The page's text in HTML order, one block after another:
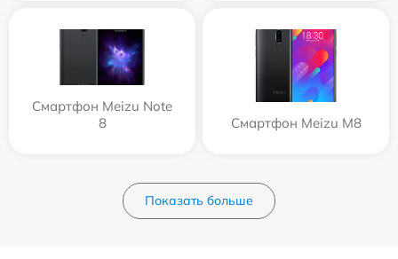
Смартфон Meizu Note
8
Смартфон Meizu M8
Показать больше